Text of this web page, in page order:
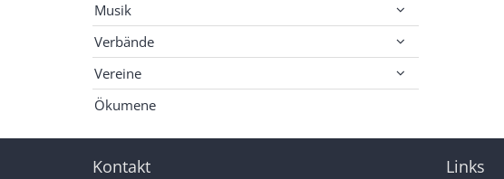
Musik
Verbände
Vereine
Ökumene
Kontakt Links